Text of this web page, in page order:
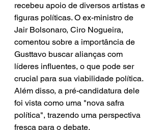
recebeu apoio de diversos artistas e
figuras políticas. O ex-ministro de
Jair Bolsonaro, Ciro Nogueira,
comentou sobre a importância de
Gusttavo buscar alianças com
líderes influentes, o que pode ser
crucial para sua viabilidade política.
Além disso, a pré-candidatura dele
foi vista como uma "nova safra
política", trazendo uma perspectiva
fresca para o debate.